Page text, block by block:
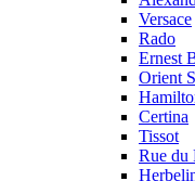
Versace
Rado
Ernest
Orient
Certina
Tissot
Rue du